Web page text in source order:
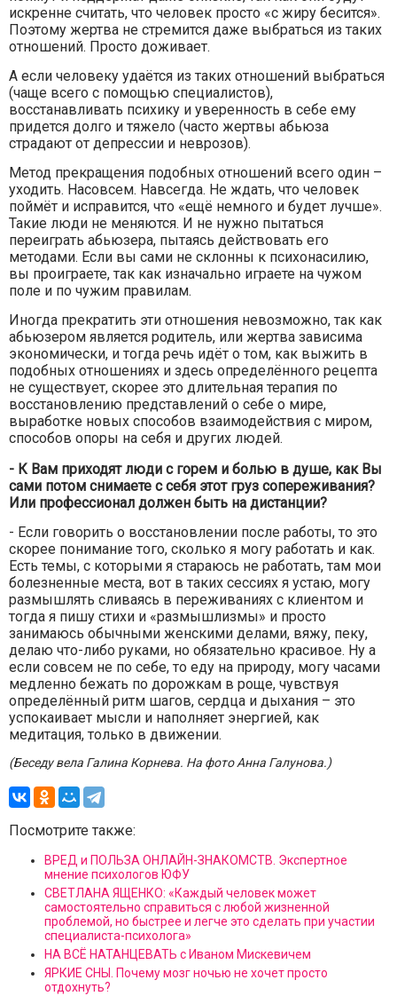
искренне считать, что человек просто «с жиру бесится».
Поэтому жертва не стремится даже выбраться из таких
отношений. Просто доживает.
А если человеку удаётся из таких отношений выбраться
(чаще всего с помощью специалистов),
восстанавливать психику и уверенность в себе ему
придется долго и тяжело (часто жертвы абьюза
страдают от депрессии и неврозов).
Метод прекращения подобных отношений всего один –
уходить. Насовсем. Навсегда. Не ждать, что человек
поймёт и исправится, что «ещё немного и будет лучше».
Такие люди не меняются. И не нужно пытаться
переиграть абьюзера, пытаясь действовать его
методами. Если вы сами не склонны к психонасилию,
вы проиграете, так как изначально играете на чужом
поле и по чужим правилам.
Иногда прекратить эти отношения невозможно, так как
абьюзером является родитель, или жертва зависима
экономически, и тогда речь идёт о том, как выжить в
подобных отношениях и здесь определённого рецепта
не существует, скорее это длительная терапия по
восстановлению представлений о себе о мире,
выработке новых способов взаимодействия с миром,
способов опоры на себя и других людей.
- К Вам приходят люди с горем и болью в душе, как Вы
сами потом снимаете с себя этот груз сопереживания?
Или профессионал должен быть на дистанции?
- Если говорить о восстановлении после работы, то это
скорее понимание того, сколько я могу работать и как.
Есть темы, с которыми я стараюсь не работать, там мои
болезненные места, вот в таких сессиях я устаю, могу
размышлять сливаясь в переживаниях с клиентом и
тогда я пишу стихи и «размышлизмы» и просто
занимаюсь обычными женскими делами, вяжу, пеку,
делаю что-либо руками, но обязательно красивое. Ну а
если совсем не по себе, то еду на природу, могу часами
медленно бежать по дорожкам в роще, чувствуя
определённый ритм шагов, сердца и дыхания – это
успокаивает мысли и наполняет энергией, как
медитация, только в движении.
(Беседу вела Галина Корнева. На фото Анна Галунова.)
Посмотрите также:
ВРЕД и ПОЛЬЗА ОНЛАЙН-ЗНАКОМСТВ. Экспертное
мнение психологов ЮФУ
СВЕТЛАНА ЯЩЕНКО: «Каждый человек может
самостоятельно справиться с любой жизненной
проблемой, но быстрее и легче это сделать при участии
специалиста-психолога»
НА ВСЁ НАТАНЦЕВАТЬ с Иваном Мискевичем
ЯРКИЕ СНЫ. Почему мозг ночью не хочет просто
отдохнуть?